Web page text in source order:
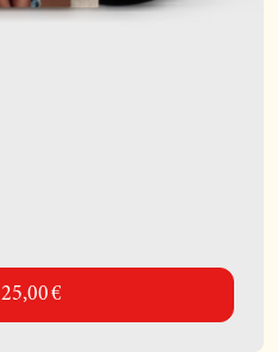
25,00 €